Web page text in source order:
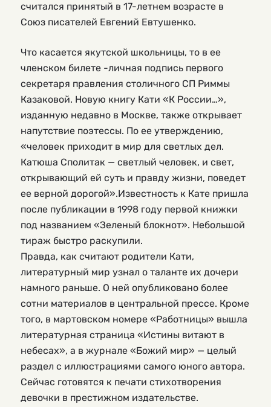
считался принятый в 17-летнем возрасте в
Союз писателей Евгений Евтушенко.
Что касается якутской школьницы, то в ее
членском билете -личная подпись первого
секретаря правления столичного СП Риммы
Казаковой. Новую книгу Кати «К России…»,
изданную недавно в Москве, также открывает
напутствие поэтессы. По ее утверждению,
«человек приходит в мир для светлых дел.
Катюша Сполитак — светлый человек, и свет,
открывающий ей суть и правду жизни, поведет
ее верной дорогой».Известность к Кате пришла
после публикации в 1998 году первой книжки
под названием «Зеленый блокнот». Небольшой
тираж быстро раскупили.
Правда, как считают родители Кати,
литературный мир узнал о таланте их дочери
намного раньше. О ней опубликовано более
сотни материалов в центральной прессе. Кроме
того, в мартовском номере «Работницы» вышла
литературная страница «Истины витают в
небесах», а в журнале «Божий мир» — целый
раздел с иллюстрациями самого юного автора.
Сейчас готовятся к печати стихотворения
девочки в престижном издательстве.